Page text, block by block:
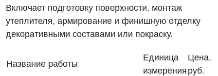
Включает подготовку поверхности, монтаж
утеплителя, армирование и финишную отделку
декоративными составами или покраску.
Название работы
Единица
измерения
Цена,
руб.